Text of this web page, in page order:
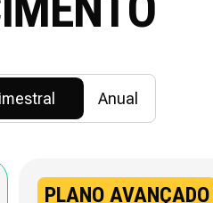
Anual
PLANO AVANÇADO